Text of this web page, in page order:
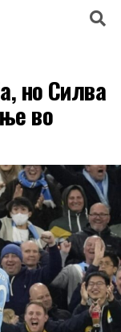
но Силва
во